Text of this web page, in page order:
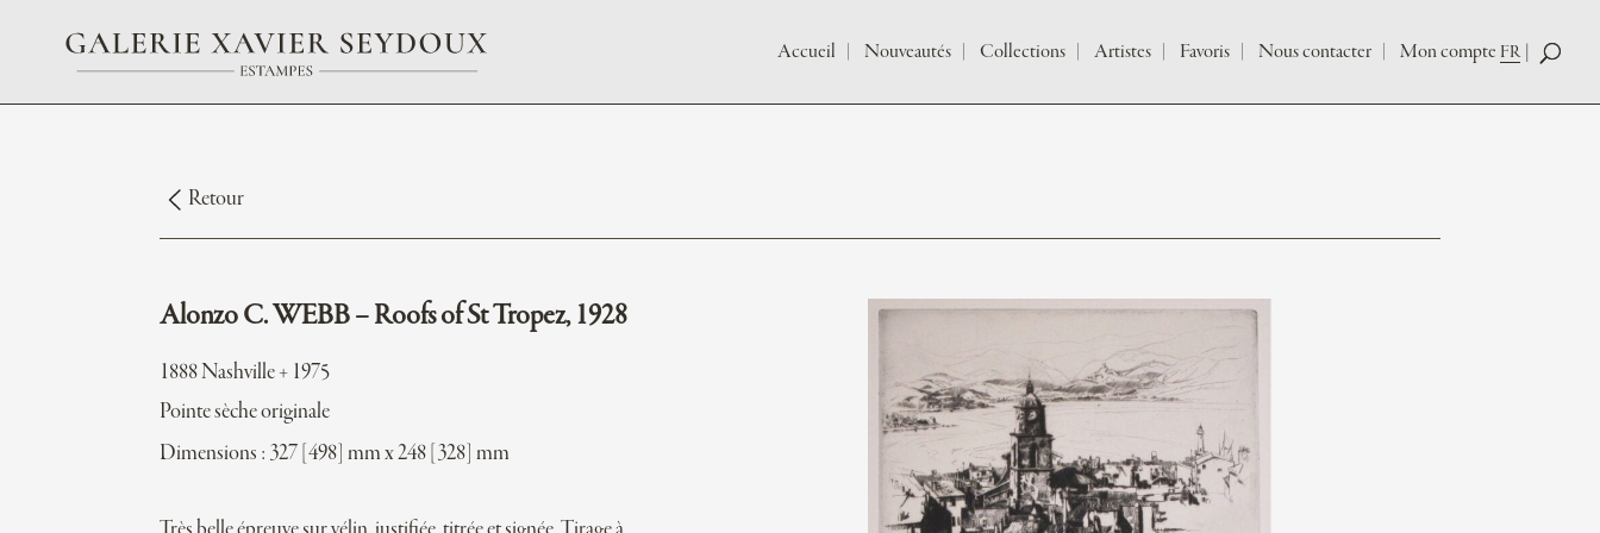
Accueil Nouveautés Collections Artistes Favoris Nous contacter Mon compte FR
Retour
Alonzo C. WEBB – Roofs of St Tropez, 1928
1888 Nashville + 1975
Pointe sèche originale
Dimensions : 327 [498] mm x 248 [328] mm